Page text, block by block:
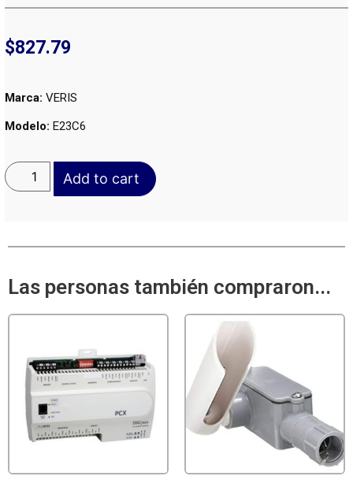
$827.79
Marca: VERIS
Modelo: E23C6
Add to cart
Las personas también compraron...